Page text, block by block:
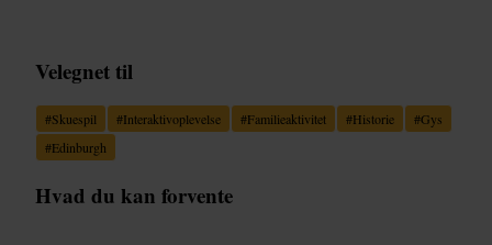
Velegnet til
#Skuespil #Interaktivoplevelse #Familieaktivitet #Historie #Gys
#Edinburgh
Hvad du kan forvente